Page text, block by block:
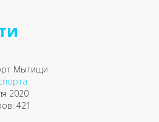
Мытищи
2020
421